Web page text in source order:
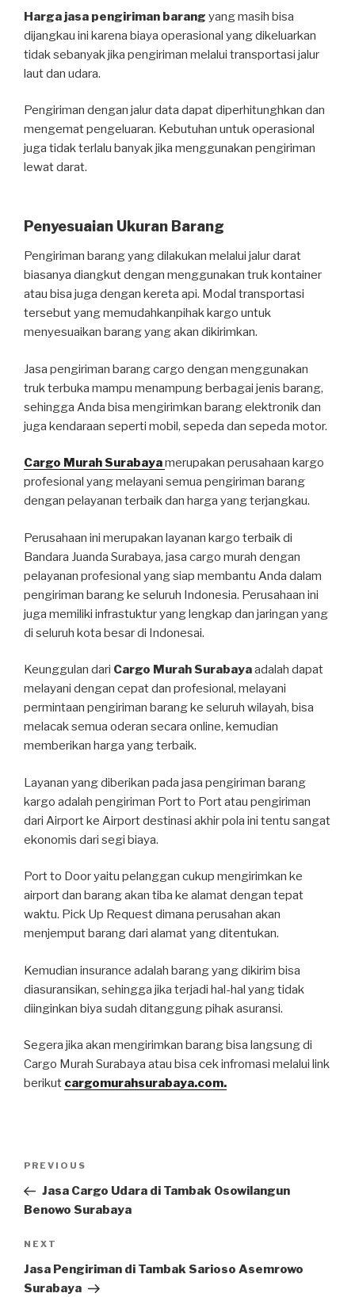
Harga jasa pengiriman barang yang masih bisa
dijangkau ini karena biaya operasional yang dikeluarkan
tidak sebanyak jika pengiriman melalui transportasi jalur
laut dan udara.
Pengiriman dengan jalur data dapat diperhitunghkan dan
mengemat pengeluaran. Kebutuhan untuk operasional
juga tidak terlalu banyak jika menggunakan pengiriman
lewat darat.
Penyesuaian Ukuran Barang
Pengiriman barang yang dilakukan melalui jalur darat
biasanya diangkut dengan menggunakan truk kontainer
atau bisa juga dengan kereta api. Modal transportasi
tersebut yang memudahkanpihak kargo untuk
menyesuaikan barang yang akan dikirimkan.
Jasa pengiriman barang cargo dengan menggunakan
truk terbuka mampu menampung berbagai jenis barang,
sehingga Anda bisa mengirimkan barang elektronik dan
juga kendaraan seperti mobil, sepeda dan sepeda motor.
Cargo Murah Surabayamerupakan perusahaan kargo
profesional yang melayani semua pengiriman barang
dengan pelayanan terbaik dan harga yang terjangkau.
Perusahaan ini merupakan layanan kargo terbaik di
Bandara Juanda Surabaya, jasa cargo murah dengan
pelayanan profesional yang siap membantu Anda dalam
pengiriman barang ke seluruh Indonesia. Perusahaan ini
juga memiliki infrastuktur yang lengkap dan jaringan yang
di seluruh kota besar di Indonesai.
Keunggulan dari Cargo Murah Surabayaadalah dapat
melayani dengan cepat dan profesional, melayani
permintaan pengiriman barang ke seluruh wilayah, bisa
melacak semua oderan secara online, kemudian
memberikan harga yang terbaik.
Layanan yang diberikan pada jasa pengiriman barang
kargo adalah pengiriman Port to Port atau pengiriman
dari Airport ke Airport destinasi akhir pola ini tentu sangat
ekonomis dari segi biaya.
Port to Door yaitu pelanggan cukup mengirimkan ke
airport dan barang akan tiba ke alamat dengan tepat
waktu. Pick Up Request dimana perusahan akan
menjemput barang dari alamat yang ditentukan.
Kemudian insurance adalah barang yang dikirim bisa
diasuransikan, sehingga jika terjadi hal-hal yang tidak
diinginkan biya sudah ditanggung pihak asuransi.
Segera jika akan mengirimkan barang bisa langsung di
Cargo Murah Surabaya atau bisa cek infromasi melalui link
berikut cargomurahsurabaya.com.
PREVIOUS
Jasa Cargo Udara di Tambak Osowilangun
Benowo Surabaya
NEXT
Jasa Pengiriman di Tambak Sarioso Asemrowo
Surabaya